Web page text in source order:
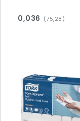
0,036 (75,28)